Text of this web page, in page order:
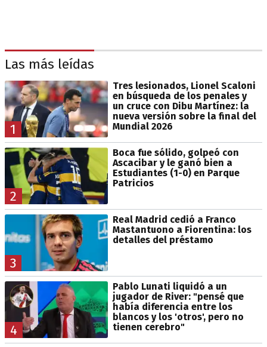
Las más leídas
1
Tres lesionados, Lionel Scaloni
en búsqueda de los penales y
un cruce con Dibu Martínez: la
nueva versión sobre la final del
Mundial 2026
2
Boca fue sólido, golpeó con
Ascacibar y le ganó bien a
Estudiantes (1-0) en Parque
Patricios
3
Real Madrid cedió a Franco
Mastantuono a Fiorentina: los
detalles del préstamo
4
Pablo Lunati liquidó a un
jugador de River: "pensé que
había diferencia entre los
blancos y los 'otros', pero no
tienen cerebro"